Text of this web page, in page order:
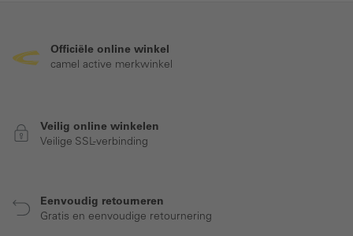
Officiële online winkel
camel active merkwinkel
Veilig online winkelen
Veilige SSL-verbinding
Eenvoudig retourneren
Gratis en eenvoudige retournering